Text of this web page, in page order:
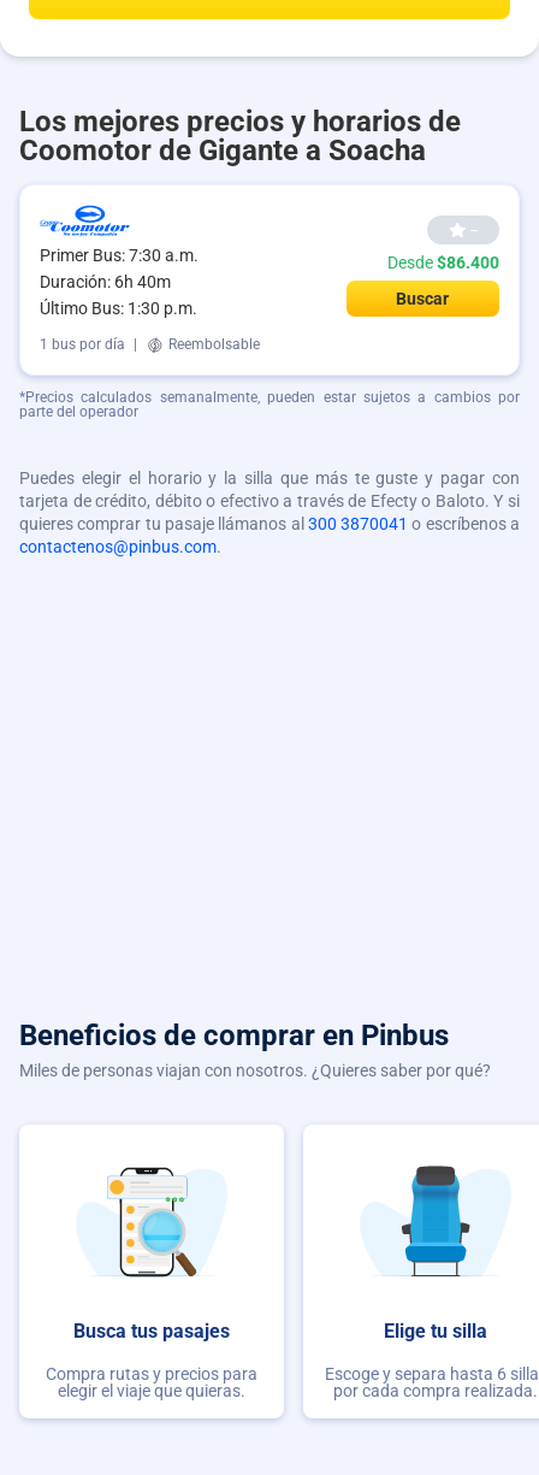
Los mejores precios y horarios de
Coomotor de Gigante a Soacha
Primer Bus: 7:30 a.m.
Duración: 6h 40m
Último Bus: 1:30 p.m.
--
Desde$86.400
Buscar
1 bus por día Reembolsable
*Precios calculados semanalmente, pueden estar sujetos a cambios por
parte del operador
Puedes elegir el horario y la silla que más te guste y pagar con
tarjeta de crédito, débito o efectivo a través de Efecty o Baloto. Y si
quieres comprar tu pasaje llámanos al 300 3870041 o escríbenos a
contactenos@pinbus.com.
Beneficios de comprar en Pinbus
Miles de personas viajan con nosotros. ¿Quieres saber por qué?
Busca tus pasajes
Compra rutas y precios para
elegir el viaje que quieras.
Elige tu silla
Escoge y separa hasta 6
por cada compra realizada.